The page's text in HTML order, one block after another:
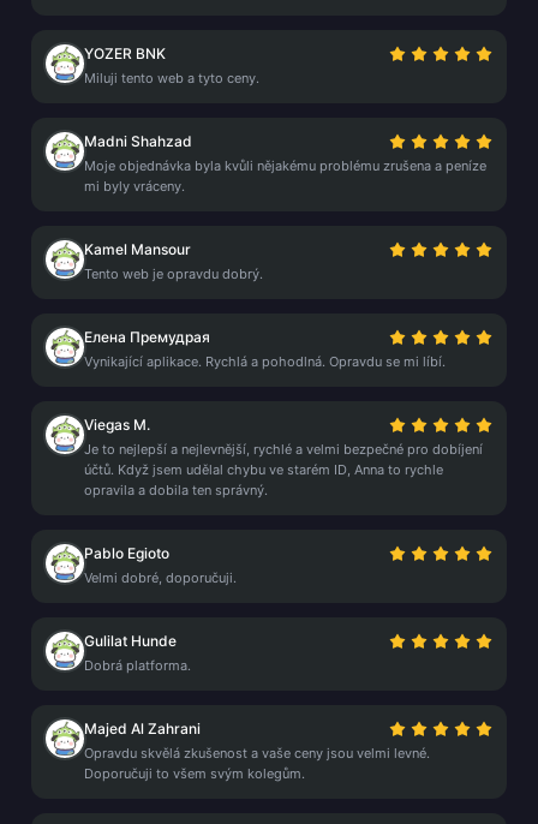
YOZER BNK
Miluji tento web a tyto ceny.
Madni Shahzad
Moje objednávka byla kvůli nějakému problému zrušena a peníze
mi byly vráceny.
Kamel Mansour
Tento web je opravdu dobrý.
Елена Премудрая
Vynikající aplikace. Rychlá a pohodlná. Opravdu se mi líbí.
Viegas M.
Je to nejlepší a nejlevnější, rychlé a velmi bezpečné pro dobíjení
účtů. Když jsem udělal chybu ve starém ID, Anna to rychle
opravila a dobila ten správný.
Pablo Egioto
Velmi dobré, doporučuji.
Gulilat Hunde
Dobrá platforma.
Majed Al Zahrani
Opravdu skvělá zkušenost a vaše ceny jsou velmi levné.
Doporučuji to všem svým kolegům.